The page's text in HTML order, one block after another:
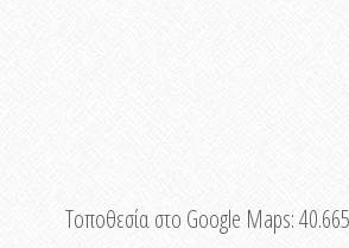
Τοποθεσία στο Google Maps: